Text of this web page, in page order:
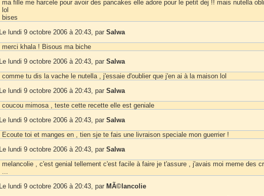
ma fille me harcele pour avoir des pancakes elle adore pour le petit dej !! mais nutella
lol
bises
Le lundi 9 octobre 2006 à 20:43, par Salwa
merci khala ! Bisous ma biche
Le lundi 9 octobre 2006 à 20:43, par Salwa
comme tu dis la vache le nutella , j'essaie d'oublier que j'en ai à la maison lol
Le lundi 9 octobre 2006 à 20:43, par Salwa
coucou mimosa , teste cette recette elle est geniale
Le lundi 9 octobre 2006 à 20:43, par Salwa
Ecoute toi et manges en , tien sje te fais une livraison speciale mon guerrier !
Le lundi 9 octobre 2006 à 20:43, par Salwa
melancolie , c'est genial tellement c'est facile à faire je t'assure , j'avais moi meme des
Le lundi 9 octobre 2006 à 20:43, par MÃ©lancolie